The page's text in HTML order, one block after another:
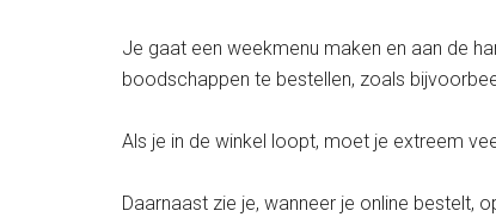
Je gaat een weekmenu maken en aan de
boodschappen te bestellen, zoals
Als je in de winkel loopt, moet je extreem
Daarnaast zie je, wanneer je online bestelt,